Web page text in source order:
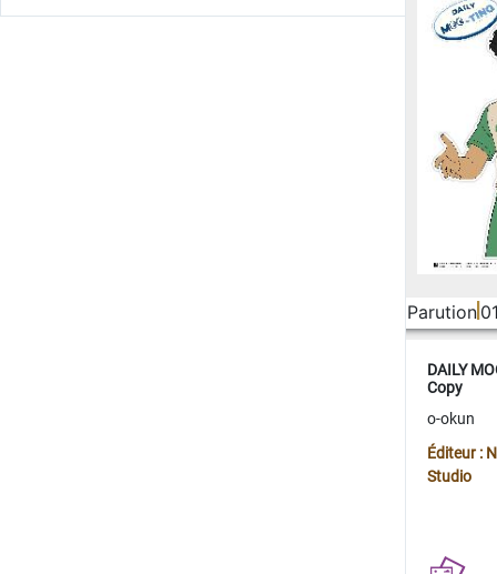
Parution
DAILY
Copy
o-okun
Éditeur :
Studio